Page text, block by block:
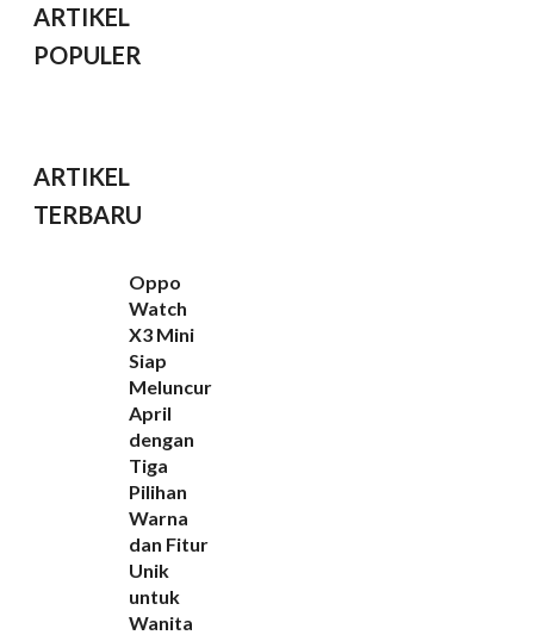
ARTIKEL
POPULER
ARTIKEL
TERBARU
Oppo
Watch
X3 Mini
Siap
Meluncur
April
dengan
Tiga
Pilihan
Warna
dan Fitur
Unik
untuk
Wanita